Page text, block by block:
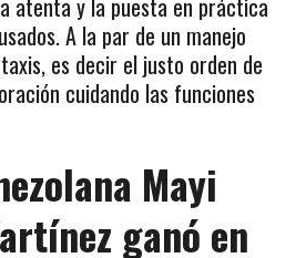
A la par de un manejo
es decir el justo orden de
cuidando las funciones
Mayi
ganó en